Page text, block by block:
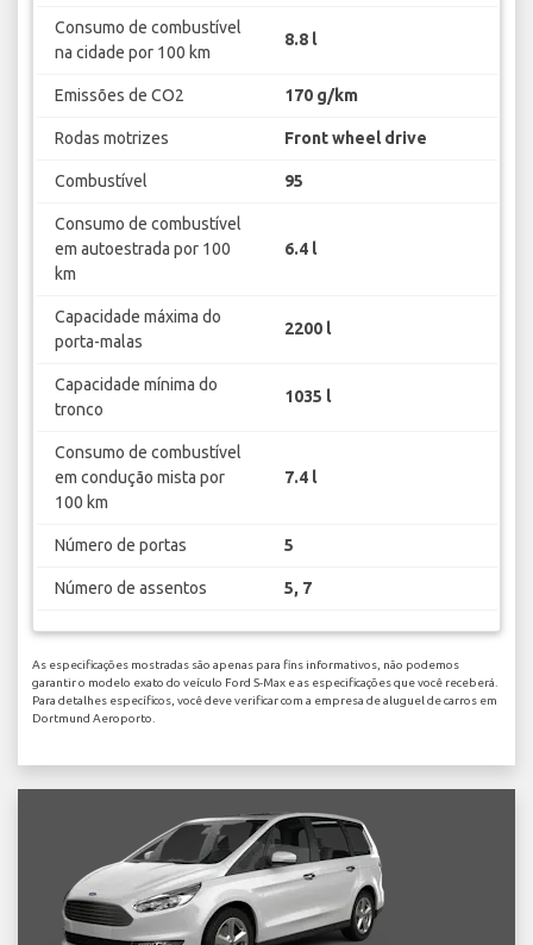
Consumo de combustível
na cidade por 100 km
8.8 l
Emissões de CO2 170 g/km
Rodas motrizes Front wheel drive
Combustível 95
Consumo de combustível
em autoestrada por 100
km
6.4 l
Capacidade máxima do
porta-malas
2200 l
Capacidade mínima do
tronco
1035 l
Consumo de combustível
em condução mista por
100 km
7.4 l
Número de portas 5
Número de assentos 5, 7
As especificações mostradas são apenas para fins informativos, não podemos
garantir o modelo exato do veículo Ford S-Max e as especificações que você receberá.
Para detalhes específicos, você deve verificar com a empresa de aluguel de carros em
Dortmund Aeroporto.